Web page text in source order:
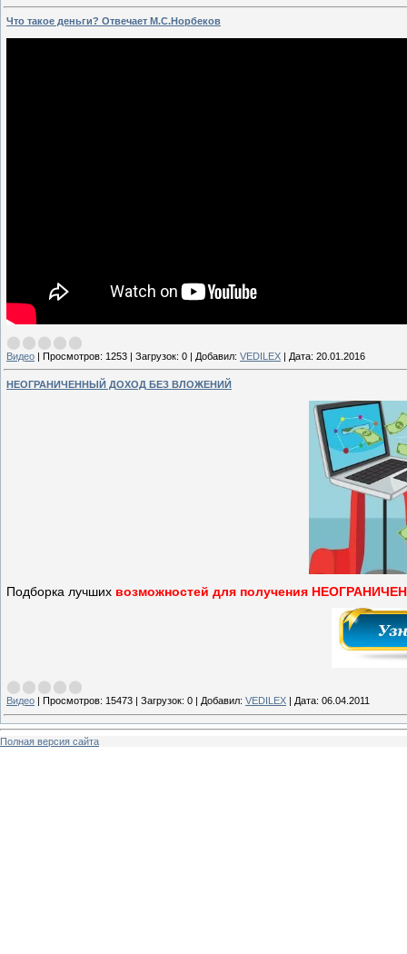
Что такое деньги? Отвечает М.С.Норбеков
Видео | Просмотров: 1253 | Загрузок: 0 | Добавил: VEDILEX | Дата: 20.01.2016
НЕОГРАНИЧЕННЫЙ ДОХОД БЕЗ ВЛОЖЕНИЙ
Подборка лучших возможностей для получения
Видео | Просмотров: 15473 | Загрузок: 0 | Добавил: VEDILEX | Дата: 06.04.2011
Полная версия сайта